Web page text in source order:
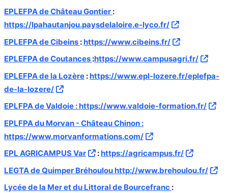
EPLEFPA de Château Gontier :
https://lpahautanjou.paysdelaloire.e-lyco.fr/
EPLEFPA de Cibeins : https://www.cibeins.fr/
EPLEFPA de Coutances :https://www.campusagri.fr/
EPLEFPA de la Lozère : https://www.epl-lozere.fr/eplefpa-
de-la-lozere/
EPLFPA de Valdoie : https://www.valdoie-formation.fr/
EPLFPA du Morvan - Château Chinon :
https://www.morvanformations.com/
EPL AGRICAMPUS Var
: https://agricampus.fr/
LEGTA de Quimper Bréhoulou http://www.brehoulou.fr/
Lycée de la Mer et du Littoral de Bourcefranc :